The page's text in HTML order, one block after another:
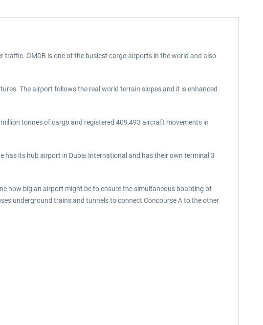
OMDB is one of the busiest cargo airports in the world and also
The airport follows the real world terrain slopes and it is enhanced
tonnes of cargo and registered 409,493 aircraft movements in
has its hub airport in Dubai International and has their own terminal 3
how big an airport might be to ensure the simultaneous boarding of
underground trains and tunnels to connect Concourse A to the other